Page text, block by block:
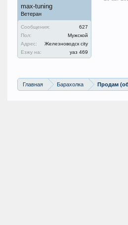
max-tuning
Ветеран
Сообщения:
627
Пол:
Мужской
Адрес:
Железноводск city
Езжу на:
уаз 469
Главная Барахолка Продам